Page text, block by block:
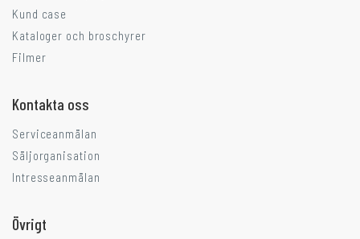
Kund case
Kataloger och broschyrer
Filmer
Kontakta oss
Serviceanmälan
Säljorganisation
Intresseanmälan
Övrigt